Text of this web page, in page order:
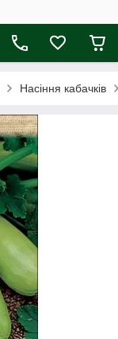
Насіння кабачків